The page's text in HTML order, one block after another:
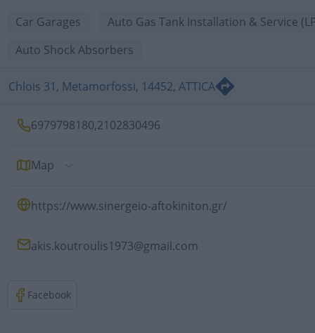
Car Garages
Auto Gas Tank Installation & Service
Auto Shock Absorbers
Chlois 31, Metamorfossi, 14452, ATTICA
6979798180,2102830496
Map
https://www.sinergeio-aftokiniton.gr/
akis.koutroulis1973@gmail.com
Facebook